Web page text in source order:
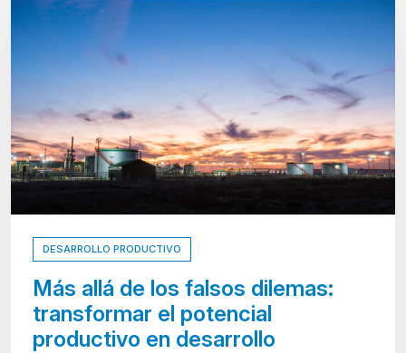
DESARROLLO PRODUCTIVO
Más allá de los falsos dilemas:
transformar el potencial
productivo en desarrollo